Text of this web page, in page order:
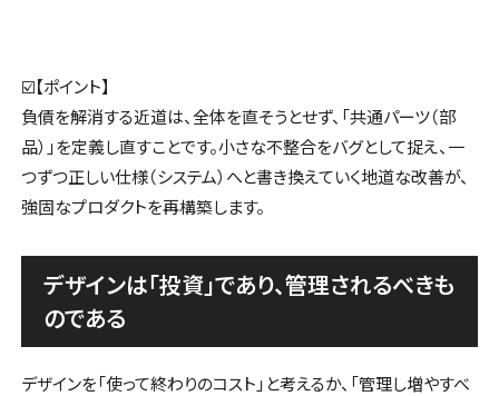
☑️【ポイント】
負債を解消する近道は、全体を直そうとせず、「共通パーツ（部
品）」を定義し直すことです。小さな不整合をバグとして捉え、一
つずつ正しい仕様（システム）へと書き換えていく地道な改善が、
強固なプロダクトを再構築します。
デザインは「投資」であり、管理されるべきも
のである
デザインを「使って終わりのコスト」と考えるか、「管理し増やすべ